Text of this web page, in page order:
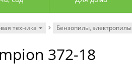
техника Бензопилы, электропилы
372-18